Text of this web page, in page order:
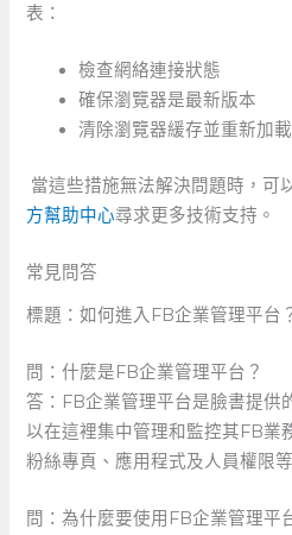
表：
檢查網絡連接狀態
確保瀏覽器是最新版本
清除瀏覽器緩存並重新加
當這些措施無法解決問題時，可
方幫助中心尋求更多技術支持。
常見問答
標題：如何進入FB企業管理平台
問：什麼是FB企業管理平台？
答：FB企業管理平台是臉書提供
以在這裡集中管理和監控其FB業
粉絲專頁、應用程式及人員權限等
問：為什麼要使用FB企業管理平